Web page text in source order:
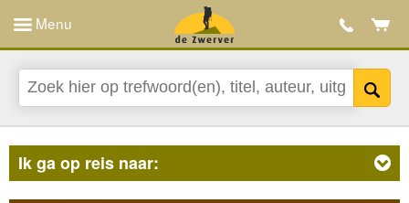
Menu
Ik ga op reis naar: